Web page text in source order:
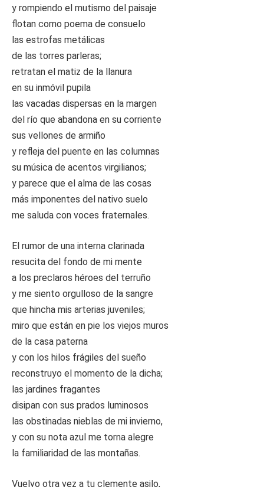
y rompiendo el mutismo del paisaje
flotan como poema de consuelo
las estrofas metálicas
de las torres parleras;
retratan el matiz de la llanura
en su inmóvil pupila
las vacadas dispersas en la margen
del río que abandona en su corriente
sus vellones de armiño
y refleja del puente en las columnas
su música de acentos virgilianos;
y parece que el alma de las cosas
más imponentes del nativo suelo
me saluda con voces fraternales.
El rumor de una interna clarinada
resucita del fondo de mi mente
a los preclaros héroes del terruño
y me siento orgulloso de la sangre
que hincha mis arterias juveniles;
miro que están en pie los viejos muros
de la casa paterna
y con los hilos frágiles del sueño
reconstruyo el momento de la dicha;
las jardines fragantes
disipan con sus prados luminosos
las obstinadas nieblas de mi invierno,
y con su nota azul me torna alegre
la familiaridad de las montañas.
Vuelvo otra vez a tu clemente asilo,